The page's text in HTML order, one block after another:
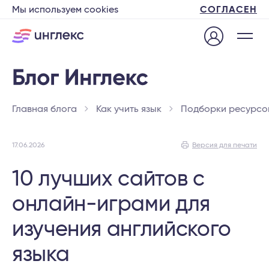
Мы используем cookies СОГЛАСЕН
Главная блога Как учить язык Подборки
17.06.2026 Версия для печати
10 лучших сайтов с
онлайн-играми для
изучения английского
языка